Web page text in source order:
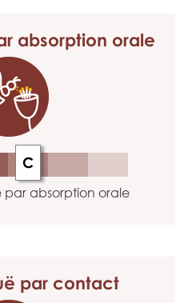
absorption orale
C
par absorption orale
par contact